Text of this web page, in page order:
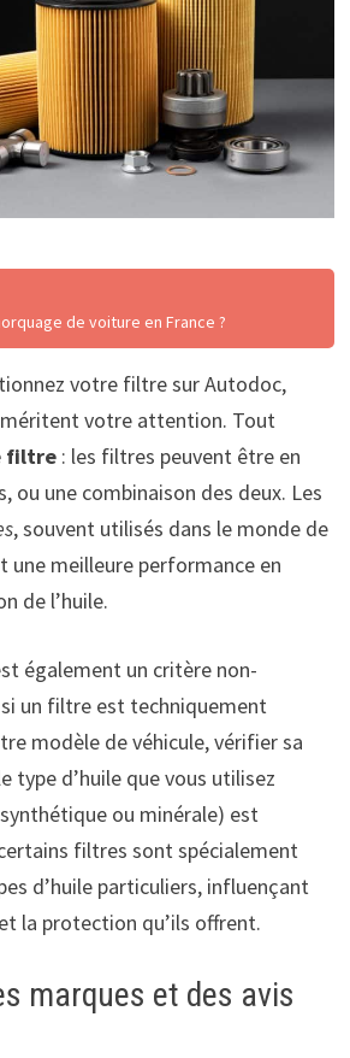
de voiture en France ?
votre filtre sur Autodoc,
votre attention. Tout
filtre: les filtres peuvent être en
ou une combinaison des deux. Les
, souvent utilisés dans le monde de
une meilleure performance en
de l’huile.
également un critère non-
un filtre est techniquement
modèle de véhicule, vérifier sa
type d’huile que vous utilisez
ou minérale) est
filtres sont spécialement
d’huile particuliers, influençant
la protection qu’ils offrent.
marques et des avis